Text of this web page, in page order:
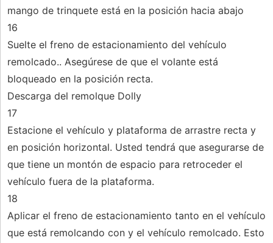
mango de trinquete está en la posición hacia abajo
16
Suelte el freno de estacionamiento del vehículo
remolcado.. Asegúrese de que el volante está
bloqueado en la posición recta.
Descarga del remolque Dolly
17
Estacione el vehículo y plataforma de arrastre recta y
en posición horizontal. Usted tendrá que asegurarse de
que tiene un montón de espacio para retroceder el
vehículo fuera de la plataforma.
18
Aplicar el freno de estacionamiento tanto en el vehículo
que está remolcando con y el vehículo remolcado. Esto